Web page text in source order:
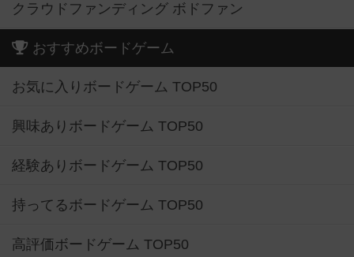
クラウドファンディング ボドファン
おすすめボードゲーム
お気に入りボードゲーム TOP50
興味ありボードゲーム TOP50
経験ありボードゲーム TOP50
持ってるボードゲーム TOP50
高評価ボードゲーム TOP50